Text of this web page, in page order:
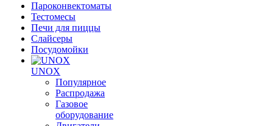
Пароконвектоматы
Тестомесы
Печи для пиццы
Слайсеры
Посудомойки
UNOX
Популярное
Распродажа
Газовое
оборудование